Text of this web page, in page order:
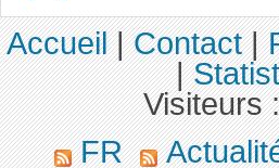
Accueil|Contact|
|
Visiteurs
FR